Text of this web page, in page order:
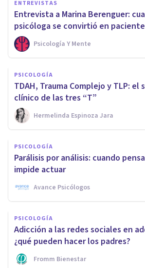
ENTREVISTAS
Entrevista a Marina Berenguer:
psicóloga se convirtió en paciente
Psicología Y Mente
PSICOLOGÍA
TDAH, Trauma Complejo y TLP: el
clínico de las tres “T”
Hermelinda Espinoza Jara
PSICOLOGÍA
Parálisis por análisis: cuando
impide actuar
Avance Psicólogos
PSICOLOGÍA
Adicción a las redes sociales en
¿qué pueden hacer los padres?
Fromm Bienestar